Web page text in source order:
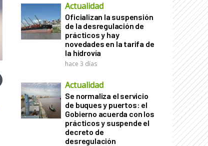
Actualidad
Oficializan la suspensión
de la desregulación de
prácticos y hay
novedades en la tarifa de
la hidrovía
hace 3 días
Actualidad
Se normaliza el servicio
de buques y puertos: el
Gobierno acuerda con los
prácticos y suspende el
decreto de
desregulación